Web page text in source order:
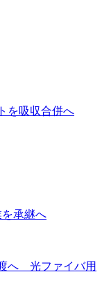
を吸収合併へ
承継へ
へ 光ファイバ用